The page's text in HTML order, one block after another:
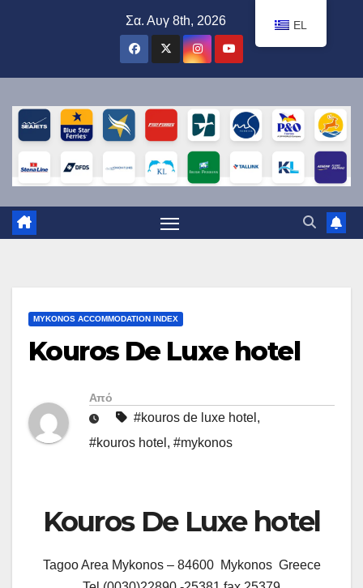
Σα. Αυγ 8th, 2026
MYKONOS ACCOMMODATION INDEX
Kouros De Luxe hotel
Από
#kouros de luxe hotel ,
#kouros hotel , #mykonos
Kouros De Luxe hotel
Tagoo Area Mykonos – 84600 Mykonos Greece
EL